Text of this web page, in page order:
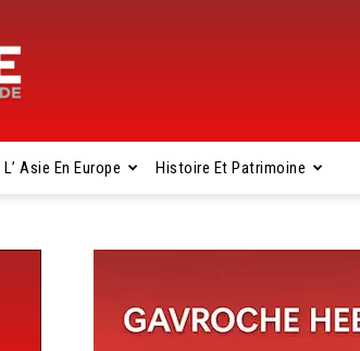
L’ Asie En Europe Histoire Et Patrimoine